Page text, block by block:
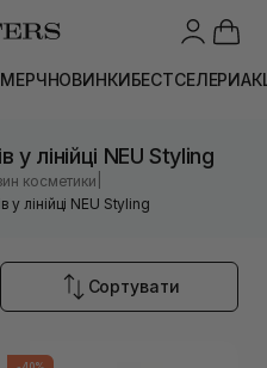
МЕРЧНОВИНКИБЕСТСЕЛЕРИ
у лінійці NEU Styling
косметики
у лінійці NEU Styling
Сортувати